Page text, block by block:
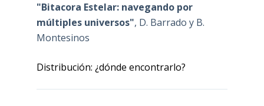
"Bitacora Estelar: navegando por
múltiples universos", D. Barrado y B.
Montesinos
Distribución: ¿dónde encontrarlo?